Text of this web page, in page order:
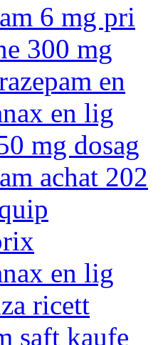
6 mg pri
300 mg
en
en lig
mg dosag
achat 202
en lig
ricett
saft kaufe